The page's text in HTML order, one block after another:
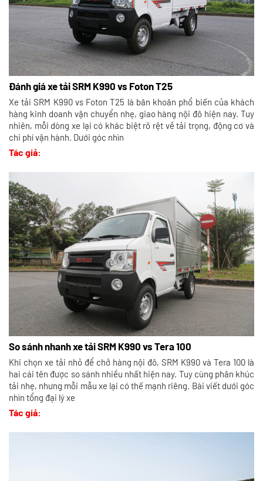
Đánh giá xe tải SRM K990 vs Foton T25
Xe tải SRM K990 vs Foton T25 là băn khoăn phổ biến của khách
hàng kinh doanh vận chuyển nhẹ, giao hàng nội đô hiện nay. Tuy
nhiên, mỗi dòng xe lại có khác biệt rõ rệt về tải trọng, động cơ và
chi phí vận hành. Dưới góc nhìn
Tác giả:
So sánh nhanh xe tải SRM K990 vs Tera 100
Khi chọn xe tải nhỏ để chở hàng nội đô, SRM K990 và Tera 100 là
hai cái tên được so sánh nhiều nhất hiện nay. Tuy cùng phân khúc
tải nhẹ, nhưng mỗi mẫu xe lại có thế mạnh riêng. Bài viết dưới góc
nhìn tổng đại lý xe
Tác giả: